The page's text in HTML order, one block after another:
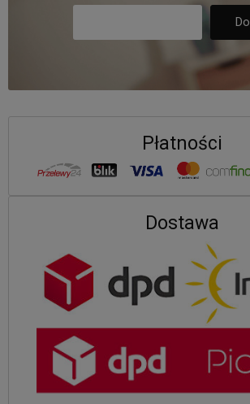
Płatności
Dostawa